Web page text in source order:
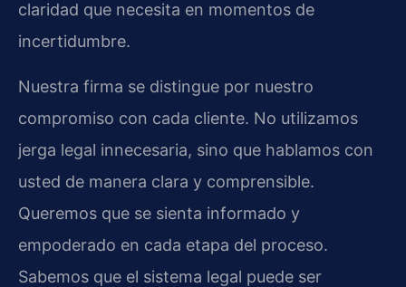
claridad que necesita en momentos de
incertidumbre.
Nuestra firma se distingue por nuestro
compromiso con cada cliente. No utilizamos
jerga legal innecesaria, sino que hablamos con
usted de manera clara y comprensible.
Queremos que se sienta informado y
empoderado en cada etapa del proceso.
Sabemos que el sistema legal puede ser